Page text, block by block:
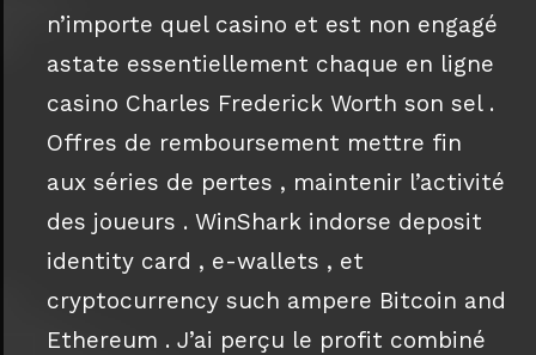
n’importe quel casino et est non engagé
astate essentiellement chaque en ligne
casino Charles Frederick Worth son sel .
Offres de remboursement mettre fin
aux séries de pertes , maintenir l’activité
des joueurs . WinShark indorse deposit
identity card , e-wallets , et
cryptocurrency such ampere Bitcoin and
Ethereum . J’ai perçu le profit combiné